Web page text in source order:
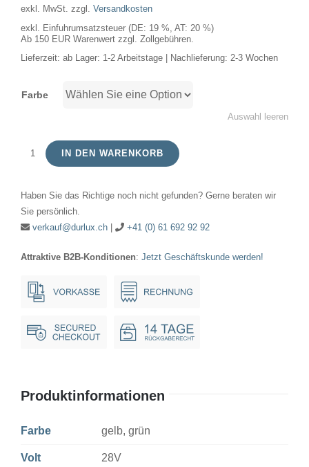
exkl. MwSt. zzgl. Versandkosten
exkl. Einfuhrumsatzsteuer (DE: 19 %, AT: 20 %)
Ab 150 EUR Warenwert zzgl. Zollgebühren.
Lieferzeit: ab Lager: 1-2 Arbeitstage | Nachlieferung: 2-3 Wochen
Farbe
Auswahl leeren
LED
5.7x16mm
Multi
28V
DC
IN DEN WARENKORB
Haben Sie das Richtige noch nicht gefunden? Gerne beraten wir
Sie persönlich.
verkauf@durlux.ch| +41 (0) 61 692 92 92
Attraktive B2B-Konditionen: Jetzt Geschäftskunde werden!
Produktinformationen
Farbe gelb, grün
Volt 28V